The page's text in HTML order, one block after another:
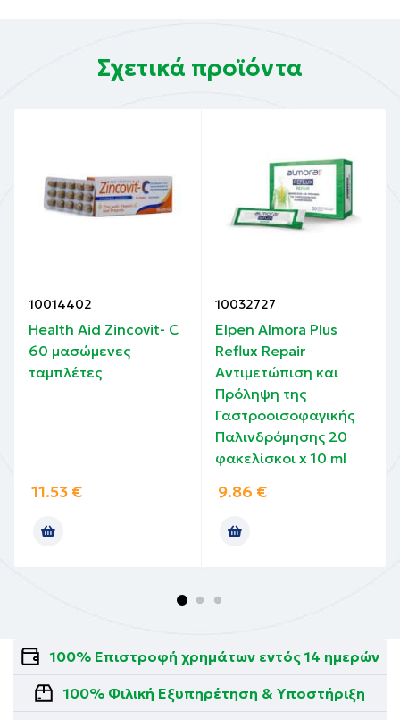
Σχετικά προϊόντα
10014402
Health Aid Zincovit- C
60 μασώμενες
ταμπλέτες
11.53 €
10032727
Elpen Almora Plus
Reflux Repair
Αντιμετώπιση και
Πρόληψη της
Γαστροοισοφαγικής
Παλινδρόμησης 20
φακελίσκοι x 10 ml
9.86 €
100% Επιστροφή χρημάτων εντός 14 ημερών
100% Φιλική Εξυπηρέτηση & Υποστήριξη